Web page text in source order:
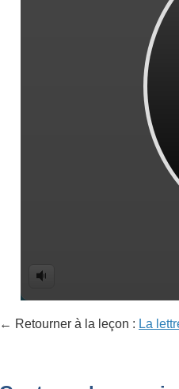
← Retourner à la leçon : La